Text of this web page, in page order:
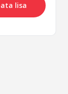
lisa